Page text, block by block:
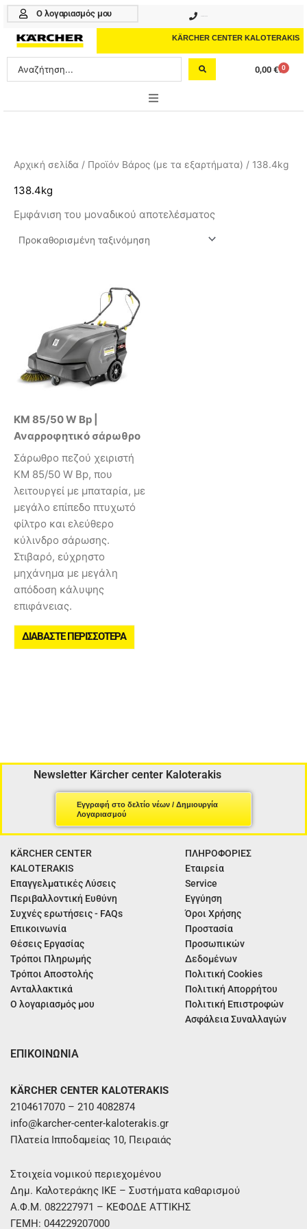
Μετάβαση
περιεχόμενο
Ο λογαριασμός μου
KÄRCHER CENTER KALOTERAKIS
Search
...
0,00 € 0
Cart
PROFESSIONAL
ΑΞΕΣΟΥΑΡ
ΚΑΘΑΡΙΣΤΙΚΑ
Αρχική σελίδα / Προϊόν Βάρος (με τα εξαρτήματα) / 138.4kg
138.4kg
Εμφάνιση του μοναδικού αποτελέσματος
KM 85/50 W Bp |
Αναρροφητικό σάρωθρο
Σάρωθρο πεζού χειριστή
KM 85/50 W Bp, που
λειτουργεί με μπαταρία, με
μεγάλο επίπεδο πτυχωτό
φίλτρο και ελεύθερο
κύλινδρο σάρωσης.
Στιβαρό, εύχρηστο
μηχάνημα με μεγάλη
απόδοση κάλυψης
επιφάνειας.
ΔΙΑΒΆΣΤΕ ΠΕΡΙΣΣΌΤΕΡΑ
Newsletter Kärcher center Kaloterakis
Εγγραφή στο δελτίο νέων / Δημιουργία
Λογαριασμού
KÄRCHER CENTER
KALOTERAKIS
Επαγγελματικές Λύσεις
Περιβαλλοντική Ευθύνη
Συχνές ερωτήσεις - FAQs
Επικοινωνία
Θέσεις Εργασίας
Τρόποι Πληρωμής
Τρόποι Αποστολής
Ανταλλακτικά
Ο λογαριασμός μου
ΠΛΗΡΟΦΟΡΙΕΣ
Εταιρεία
Service
Εγγύηση
Όροι Χρήσης
Προστασία
Προσωπικών
Δεδομένων
Πολιτική Cookies
Πολιτική Απορρήτου
Πολιτική Επιστροφών
Ασφάλεια Συναλλαγών
ΕΠΙΚΟΙΝΩΝΙΑ
KÄRCHER CENTER KALOTERAKIS
2104617070 – 210 4082874
info@karcher-center-kaloterakis.gr
Πλατεία Ιπποδαμείας 10, Πειραιάς
Στοιχεία νομικού περιεχομένου
Δημ. Καλοτεράκης ΙΚΕ – Συστήματα καθαρισμού
Α.Φ.Μ. 082227971 – ΚΕΦΟΔΕ ΑΤΤΙΚΗΣ
ΓΕΜΗ: 044229207000